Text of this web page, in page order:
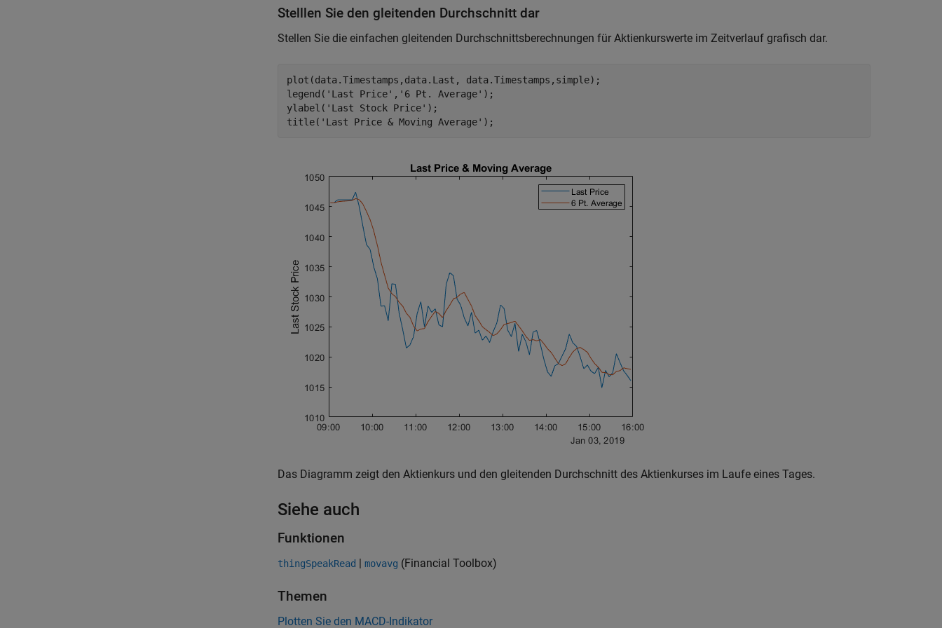
Stelllen Sie den gleitenden Durchschnitt dar
Stellen Sie die einfachen gleitenden Durchschnittsberechnungen für Aktienkurswerte im Zeitverlauf grafisch dar.
plot(data.Timestamps,data.Last, data.Timestamps,simple);
legend( 'Last Price' , '6 Pt. Average' );
ylabel( 'Last Stock Price' );
title( 'Last Price & Moving Average'
Das Diagramm zeigt den Aktienkurs und den gleitenden Durchschnitt des Aktienkurses im Laufe eines Tages.
Siehe auch
Funktionen
thingSpeakRead | movavg (Financial Toolbox)
Themen
Plotten Sie den MACD-Indikator